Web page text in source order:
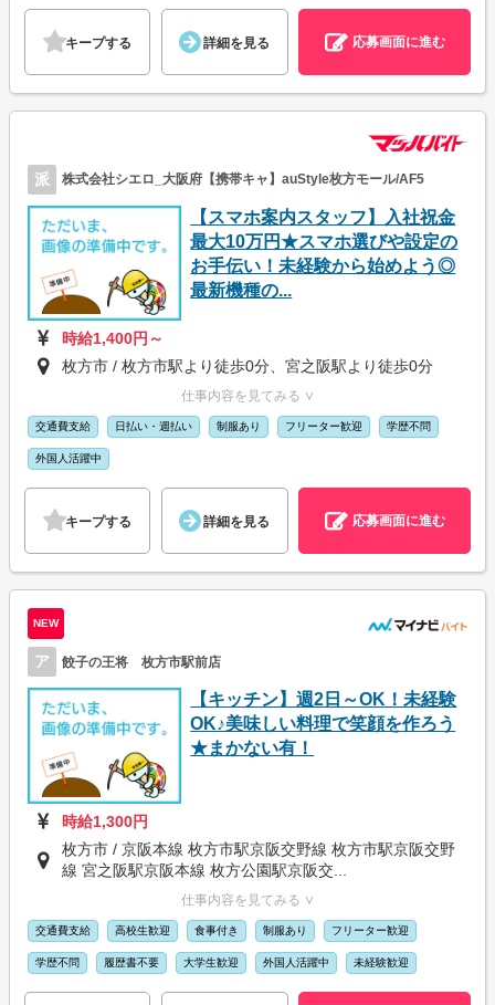
キープする 詳細を見る 応募画面に進む
派 株式会社シエロ_大阪府【携帯キャ】auStyle枚方モール/AF5
【スマホ案内スタッフ】入社祝金
最大10万円★スマホ選びや設定の
お手伝い！未経験から始めよう◎
最新機種の...
時給1,400円～
枚方市 / 枚方市駅より徒歩0分、宮之阪駅より徒歩0分
仕事内容を見てみる ∨
交通費支給 日払い・週払い 制服あり フリーター歓迎 学歴不問
外国人活躍中
キープする 詳細を見る 応募画面に進む
NEW
ア 餃子の王将 枚方市駅前店
【キッチン】週2日～OK！未経験
OK♪美味しい料理で笑顔を作ろう
★まかない有！
時給1,300円
枚方市 / 京阪本線 枚方市駅京阪交野線 枚方市駅京阪交野
線 宮之阪駅京阪本線 枚方公園駅京阪交...
仕事内容を見てみる ∨
交通費支給 高校生歓迎 食事付き 制服あり フリーター歓迎
学歴不問 履歴書不要 大学生歓迎 外国人活躍中 未経験歓迎